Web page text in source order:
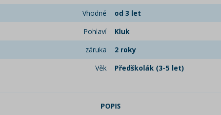
Vhodné
od 3 let
Pohlaví
Kluk
záruka
2 roky
Věk
Předškolák (3-5 let)
POPIS